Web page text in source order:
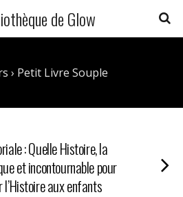
de Glow
› Petit Livre Souple
: Quelle Histoire, la
et incontournable pour
aux enfants